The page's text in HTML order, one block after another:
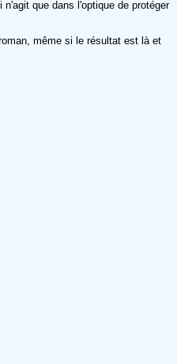
que dans l'optique de protéger
même si le résultat est là et